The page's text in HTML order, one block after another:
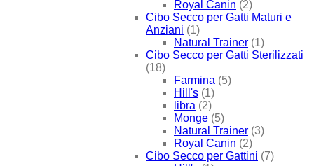
Royal Canin (2)
Cibo Secco per Gatti Maturi e
Anziani (1)
Natural Trainer (1)
Cibo Secco per Gatti Sterilizzati
(18)
Farmina (5)
Hill's (1)
libra (2)
Monge (5)
Natural Trainer (3)
Royal Canin (2)
Cibo Secco per Gattini (7)